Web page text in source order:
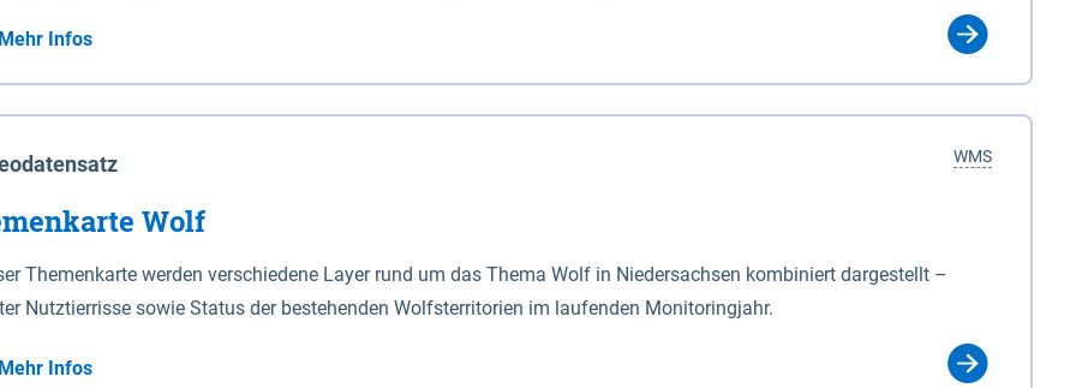
Deiche gelten die Bestimmungen des Niedersächsischen Deichgesetzes (NDG). Die Widmung "2.Deichlinie" ist
Sperrwerke Sperrwerke sind Bauwerke mit Sperrvorrichtungen in Tidegewässern, die dem
eines Gebietes vor erhöhten Tiden, vor allem vor Sturmfluten, zu dienen bestimmt sind (§2 Abs.3 NDG). Ein Bauwerk
Art erhält die Eigenschaft eines Sperrwerkes durch Widmung, die die Deichbehörde durch Verordnung
Mehr Infos
WMS
Wolf
Themenkarte werden verschiedene Layer rund um das Thema Wolf in Niedersachsen kombiniert dargestellt –
Nutztierrisse sowie Status der bestehenden Wolfsterritorien im laufenden Monitoringjahr.
Mehr Infos